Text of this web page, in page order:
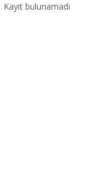
Kayıt bulunamadı